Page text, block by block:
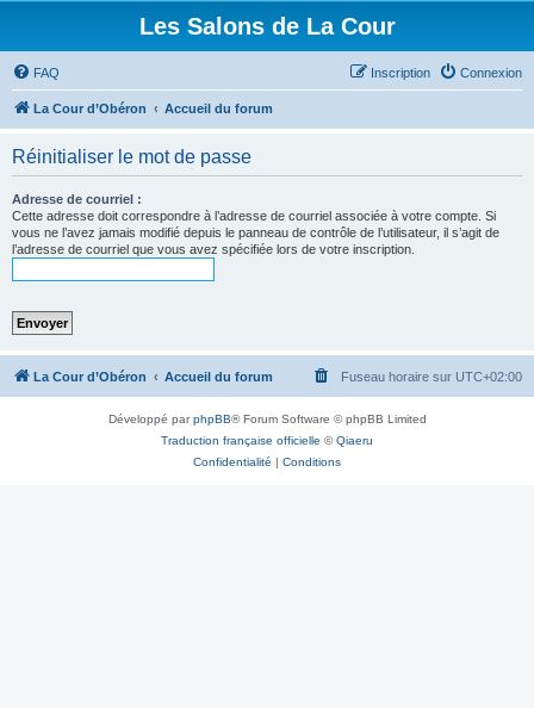
Les Salons de La Cour
FAQ Connexion
Inscription
La Cour d’Obéron Accueil du forum
Réinitialiser le mot de passe
Adresse de courriel :
Cette adresse doit correspondre à l’adresse de courriel associée à votre compte. Si
vous ne l’avez jamais modifié depuis le panneau de contrôle de l’utilisateur, il s’agit de
l’adresse de courriel que vous avez spécifiée lors de votre inscription.
La Cour d’Obéron Accueil du forum Fuseau horaire sur UTC+02:00
Développé parphpBB® Forum Software © phpBB Limited
Traduction française officielle ©Qiaeru
Confidentialité | Conditions